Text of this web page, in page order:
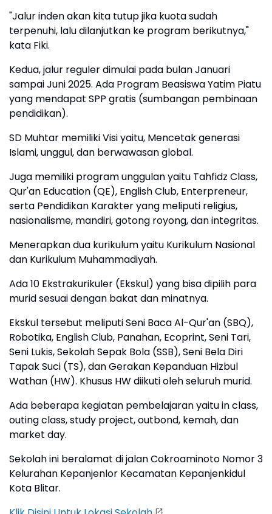
"Jalur inden akan kita tutup jika kuota sudah
terpenuhi, lalu dilanjutkan ke program berikutnya,"
kata Fiki.
Kedua, jalur reguler dimulai pada bulan Januari
sampai Juni 2025. Ada Program Beasiswa Yatim Piatu
yang mendapat SPP gratis (sumbangan pembinaan
pendidikan).
SD Muhtar memiliki Visi yaitu, Mencetak generasi
Islami, unggul, dan berwawasan global.
Juga memiliki program unggulan yaitu Tahfidz Class,
Qur'an Education (QE), English Club, Enterpreneur,
serta Pendidikan Karakter yang meliputi religius,
nasionalisme, mandiri, gotong royong, dan integritas.
Menerapkan dua kurikulum yaitu Kurikulum Nasional
dan Kurikulum Muhammadiyah.
Ada 10 Ekstrakurikuler (Ekskul) yang bisa dipilih para
murid sesuai dengan bakat dan minatnya.
Ekskul tersebut meliputi Seni Baca Al-Qur'an (SBQ),
Robotika, English Club, Panahan, Ecoprint, Seni Tari,
Seni Lukis, Sekolah Sepak Bola (SSB), Seni Bela Diri
Tapak Suci (TS), dan Gerakan Kepanduan Hizbul
Wathan (HW). Khusus HW diikuti oleh seluruh murid.
Ada beberapa kegiatan pembelajaran yaitu in class,
outing class, study project, outbond, kemah, dan
market day.
Sekolah ini beralamat di jalan Cokroaminoto Nomor 3
Kelurahan Kepanjenlor Kecamatan Kepanjenkidul
Kota Blitar.